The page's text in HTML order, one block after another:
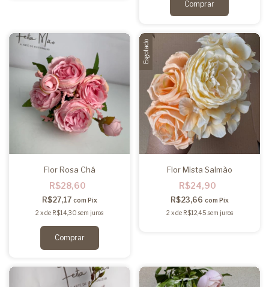
Flor Rosa Chá
R$28,60
R$27,17 com Pix
2 xde R$14,30 sem juros
Esgotado
Flor Mista Salmão
R$24,90
R$23,66 com Pix
2 xde R$12,45 sem juros